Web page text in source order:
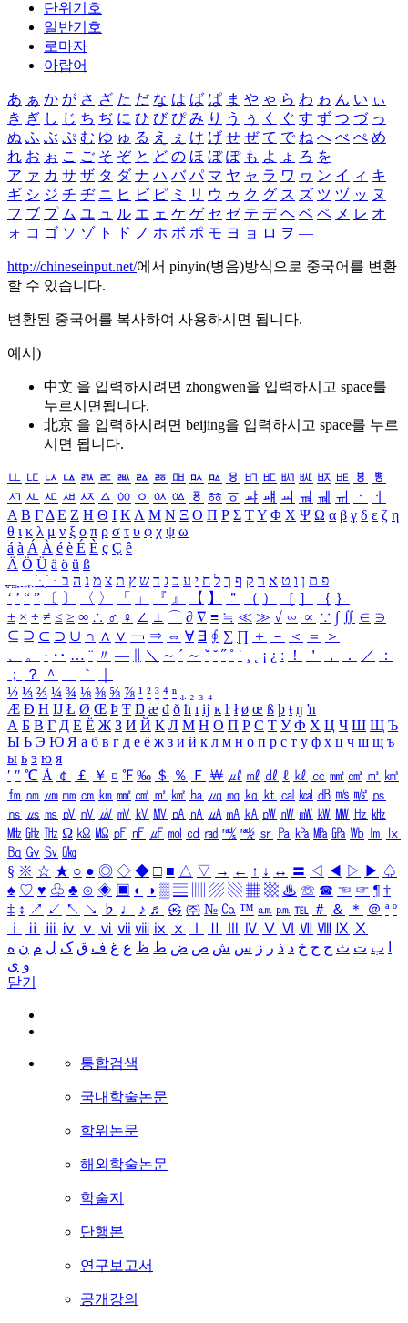
단위기호
일반기호
로마자
아랍어
あ ぁ か が さ ざ た だ な は ば ぱ ま や ゃ ら わ ゎ ん い ぃ
き ぎ し じ ち ぢ に ひ び ぴ み り う ぅ く ぐ す ず つ づ っ
ぬ ふ ぶ ぷ む ゆ ゅ る え ぇ け げ せ ぜ て で ね へ べ ぺ め
れ お ぉ こ ご そ ぞ と ど の ほ ぼ ぽ も よ ょ ろ を
ア ァ カ サ ザ タ ダ ナ ハ バ パ マ ヤ ャ ラ ワ ヮ ン イ ィ キ
ギ シ ジ チ ヂ ニ ヒ ビ ピ ミ リ ウ ゥ ク グ ス ズ ツ ヅ ッ ヌ
フ ブ プ ム ユ ュ ル エ ェ ケ ゲ セ ゼ テ デ ヘ ベ ペ メ レ オ
ォ コ ゴ ソ ゾ ト ド ノ ホ ボ ポ モ ヨ ョ ロ ヲ ―
http://chineseinput.net/에서 pinyin(병음)방식으로 중국어를 변환
할 수 있습니다.
변환된 중국어를 복사하여 사용하시면 됩니다.
예시)
中文 을 입력하시려면 zhongwen을 입력하시고 space를
누르시면됩니다.
北京 을 입력하시려면 beijing을 입력하시고 space를 누르
시면 됩니다.
ㅥ ㅦ ㅧ ㅨ ㅩ ㅪ ㅫ ㅬ ㅭ ㅮ ㅯ ㅰ ㅱ ㅲ ㅳ ㅴ ㅵ ㅶ ㅷ ㅸ
ㅹ
ㅺ ㅻ ㅼ ㅽ ㅾ ㅿ ㆀ ㆁ ㆂ ㆃ ㆄ ㆅ ㆆ ㆇ ㆈ ㆉ ㆊ ㆋ ㆌ ㆍ
ㆎ
Α Β ΓΔ Ε Ζ Η Θ Ι ΚΛ Μ Ν Ξ Ο Π Ρ Σ ΤΥ Φ Χ Ψ Ω α β γ δ ε ζ η
θ ι κ λ μ ν ξ ο π ρ σ τ υ φ χ ψ ω
á à Á À é è É È ç Ç ê
Ä Ö Ü ä ö ü ß
ִֶֹ ֻּ ׁׂ פ ם ן ו ט א ר ק ף ך ל ח י ע כ ג ד ש ץ ת צ מ נ ה ב
‘ ’ “ ” 〔 〕 〈 〉 「 」 『 』 【 】 ＂ （ ） ［ ］ ｛ ｝
± × ÷ ≠ ≤ ≥ ∞ ∴ ♂ ♀ ∠ ⊥ ⌒ ∂ ∇ ≡ ≒ ≪ ≫ √ ∽ ∝ ∵ ∫ ∬ ∈ ∋
⊆ ⊇ ⊂ ⊃ ∪ ∩ ∧ ∨ ￢ ⇒ ⇔ ∀ ∃ ∮ ∑ ∏ ＋ － ＜ ＝
＞
、
。 · ‥ … ¨ 〃 ― ＼ ∼ ´ ～ ˇ ˘ ˝ ˚ ˙ ¸ ¡ ¿ ː ！ ＇ ， ． ／
：
；
？ ＾ ｀
½ ⅓ ⅔ ¼ ¾ ⅛ ⅜ ⅝ ⅞ ¹ ² ³ ⁴ ⁿ ₁ ₂ ₃ ₄
Æ Ð Ħ Ĳ Ł Ø Œ Þ Ŧ Ŋ æ đ ð ħ ı ĳ ĸ ŀ ł ø œ ß þ ŧ ŋ ŉ
А Б В Г Д Е Ё Ж З И Й К Л М Н О П Р С Т У Ф Х Ц Ч Ш Щ Ъ
Ы Ь Э Ю Я а б в г д е ё ж з и й к л м н о п р с т у ф х ц ч ш щ ъ
ы ь э ю я
′ ″ ℃ Å ￠ ￡ ￥ ¤ ℉ ‰ ＄ ％ Ｆ ￦ ㎕ ㎖ ㎗ ℓ ㎘ ㏄ ㎣ ㎤ ㎥ ㎦
㎙ ㎚ ㎛ ㎜ ㎝ ㎞ ㎟ ㎠ ㎡ ㎢ ㏊ ㎍ ㎎ ㎏ ㏏ ㎈ ㎉ ㏈ ㎧ ㎨ ㎰
㎱ ㎲ ㎳ ㎴ ㎵ ㎶ ㎷ ㎸ ㎹ ㎀ ㎁ ㎂ ㎃ ㎄ ㎺ ㎻ ㎽ ㎾ ㎿ ㎐ ㎑
㎒ ㎓ ㎔ Ω ㏀ ㏁ ㎊ ㎋ ㎌ ㏖ ㏅ ㎭ ㎮ ㎯ ㏛ ㎩ ㎪ ㎫ ㎬ ㏝ ㏐
㏓
㏃ ㏉ ㏜ ㏆
§ ※ ☆ ★ ○ ● ◎ ◇ ◆ □ ■ △ ▽ → ← ↑ ↓ ↔ 〓 ◁ ◀ ▷ ▶ ♤
♠ ♡ ♥ ♧ ♣ ⊙ ◈ ▣ ◐ ◑ ▒ ▤ ▨ ▧ ▦ ▩ ♨ ☏ ☎ ☜ ☞ ¶ †
‡ ↕ ↗ ↙ ↖ ↘ ♭ ♩ ♪ ♬ ㉿ ㈜ № ㏇ ™ ㏂ ㏘ ℡ ＃ ＆ ＊ ＠ ª º
ⅰ
ⅱ ⅲ ⅳ ⅴ ⅵ ⅶ ⅷ ⅸ ⅹ Ⅳ Ⅴ Ⅵ Ⅶ Ⅷ Ⅸ Ⅹ
ب ت ث ج ح خ د ذ ر ز س ش ص ض ط ظ ع غ ف ق ک ل م ن ه
و ی
닫기
통합검색
국내학술논문
학위논문
해외학술논문
학술지
단행본
연구보고서
공개강의